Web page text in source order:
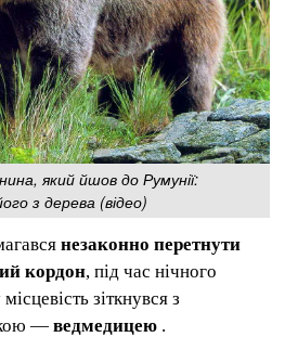
який йшов до Румунії:
з дерева (відео)
незаконно перетнути
кордон, під час нічного
зіткнувся з
— ведмедицею .